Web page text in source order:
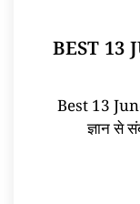
BEST 13
Best 13
ज्ञान से